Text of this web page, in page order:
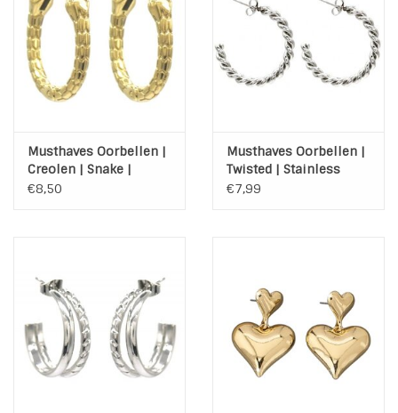
Musthaves Oorbellen |
Creolen | Snake |
Stainless Steel | Gold
€8,50
Musthaves Oorbellen |
Twisted | Stainless
Steel | Zilver
€7,99